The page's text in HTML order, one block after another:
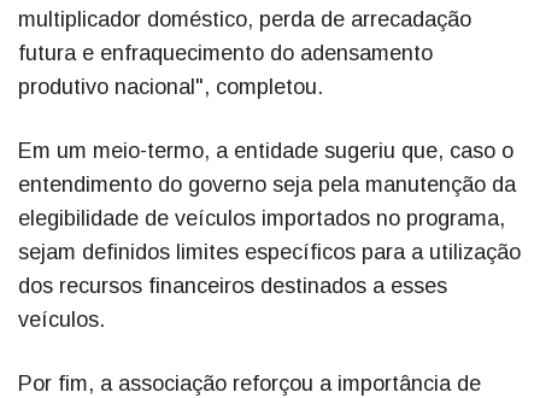
multiplicador doméstico, perda de arrecadação
futura e enfraquecimento do adensamento
produtivo nacional", completou.
Em um meio-termo, a entidade sugeriu que, caso o
entendimento do governo seja pela manutenção da
elegibilidade de veículos importados no programa,
sejam definidos limites específicos para a utilização
dos recursos financeiros destinados a esses
veículos.
Por fim, a associação reforçou a importância de